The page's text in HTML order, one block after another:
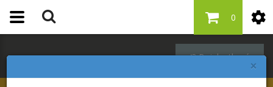
×
Bejelentkezés
0